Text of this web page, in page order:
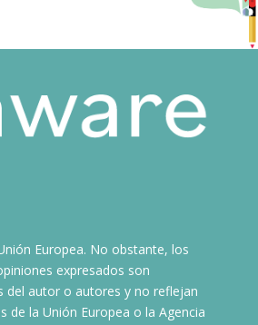
Europea. No obstante, los
expresados son
del autor o autores y no reflejan
de la Unión Europea o la Agencia